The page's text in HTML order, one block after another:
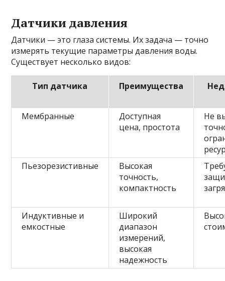
Датчики давления
Датчики — это глаза системы. Их задача — точно
измерять текущие параметры давления воды.
Существует несколько видов:
Тип датчика Преимущества
Мембранные
Доступная
цена, простота
Не
Пьезорезистивные
Высокая
точность,
компактность
Индуктивные и
емкостные
Широкий
диапазон
измерений,
высокая
надежность